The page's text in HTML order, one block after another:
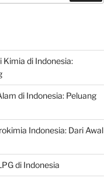
di Indonesia:
di Indonesia: Peluang
Indonesia: Dari Awal
di Indonesia